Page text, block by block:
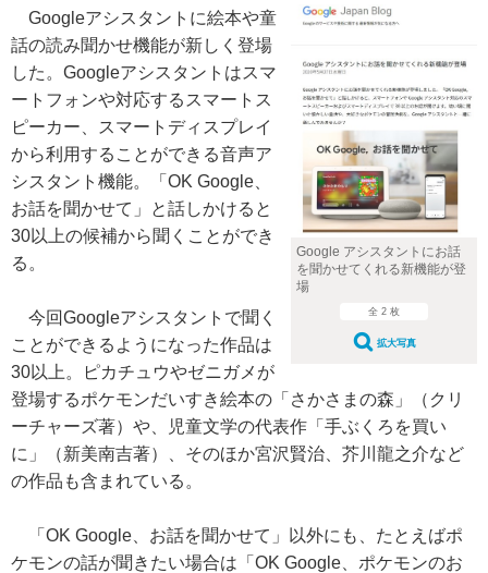
Google アシスタントにお話
を聞かせてくれる新機能が登
場
全 2 枚
拡大写真
Googleアシスタントに絵本や童
話の読み聞かせ機能が新しく登場
した。Googleアシスタントはスマ
ートフォンや対応するスマートス
ピーカー、スマートディスプレイ
から利用することができる音声ア
シスタント機能。「OK Google、
お話を聞かせて」と話しかけると
30以上の候補から聞くことができ
る。
今回Googleアシスタントで聞く
ことができるようになった作品は
30以上。ピカチュウやゼニガメが
登場するポケモンだいすき絵本の「さかさまの森」（クリ
ーチャーズ著）や、児童文学の代表作「手ぶくろを買い
に」（新美南吉著）、そのほか宮沢賢治、芥川龍之介など
の作品も含まれている。
「OK Google、お話を聞かせて」以外にも、たとえばポ
ケモンの話が聞きたい場合は「OK Google、ポケモンのお